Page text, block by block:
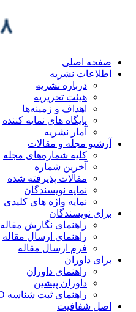
صفحه اصلی
اطلاعات نشریه
درباره نشریه
هیئت تحریریه
اهداف و زمینه‌ها
پایگاه های نمایه کننده
آمار نشریه
آرشیو مجله و مقالات
کلیه شماره‌های مجله
آخرین شماره
مقالات پذیرفته شده
نمایه نویسندگان
نمایه واژه های کلیدی
برای نویسندگان
راهنمای نگارش مقاله
راهنمای ارسال مقاله
فرم ارسال مقاله
برای داوران
راهنمای داوران
داوران پیشین
راهنمای ثبت شناسه Researcher ID و ثبت داوری
اصل شفافیت